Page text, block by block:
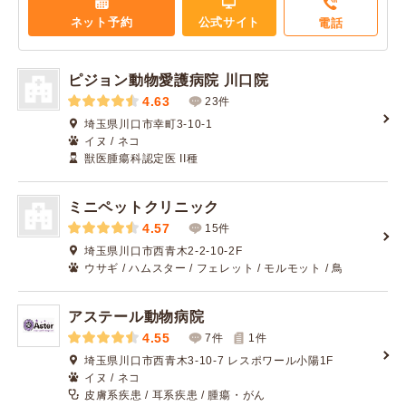
ネット予約 公式サイト 電話
ピジョン動物愛護病院 川口院
4.63
23件
埼玉県川口市幸町3-10-1
イヌ / ネコ
獣医腫瘍科認定医 II種
ミニペットクリニック
4.57
15件
埼玉県川口市西青木2-2-10-2F
ウサギ / ハムスター / フェレット / モルモット / 鳥
アステール動物病院
4.55 7件 1 件
埼玉県川口市西青木3-10-7 レスポワール小陽1F
イヌ / ネコ
皮膚系疾患 / 耳系疾患 / 腫瘍・がん